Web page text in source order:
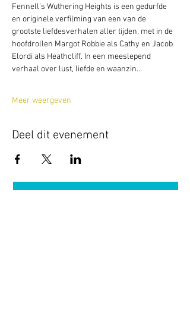
Fennell’s Wuthering Heights is een gedurfde
en originele verfilming van een van de
grootste liefdesverhalen aller tijden, met in de
hoofdrollen Margot Robbie als Cathy en Jacob
Elordi als Heathcliff. In een meeslepend
verhaal over lust, liefde en waanzin…
Meer weergeven
Deel dit evenement